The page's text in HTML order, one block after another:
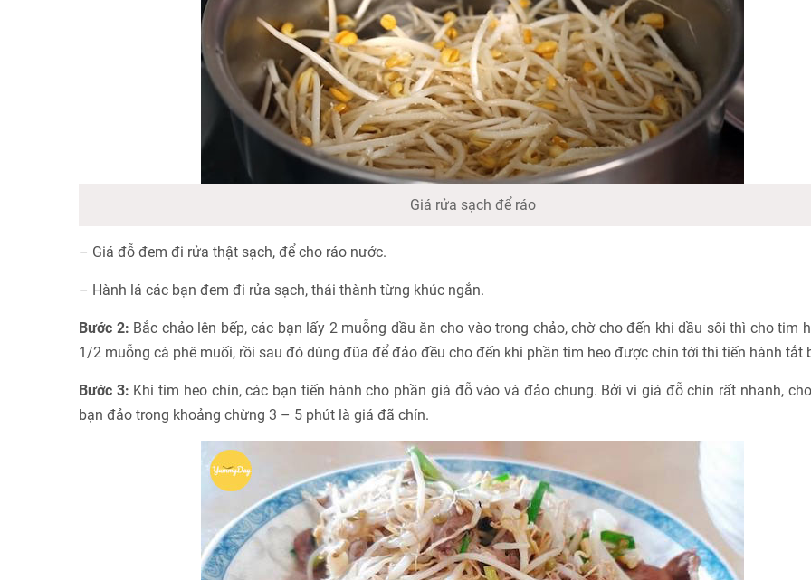
Giá rửa sạch để ráo
– Giá đỗ đem đi rửa thật sạch, để cho ráo nước.
– Hành lá các bạn đem đi rửa sạch, thái thành từng khúc ngắn.
Bước 2: Bắc chảo lên bếp, các bạn lấy 2 muỗng dầu ăn cho vào trong chảo, chờ cho đến khi dầu sôi thì cho tim
1/2 muỗng cà phê muối, rồi sau đó dùng đũa để đảo đều cho đến khi phần tim heo được chín tới thì tiến hành tắt
Bước 3: Khi tim heo chín, các bạn tiến hành cho phần giá đỗ vào và đảo chung. Bởi vì giá đỗ chín rất nhanh,
bạn đảo trong khoảng chừng 3 – 5 phút là giá đã chín.